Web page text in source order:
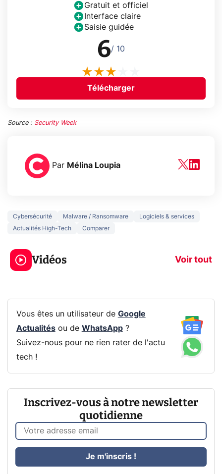
Gratuit et officiel
Interface claire
Saisie guidée
6/ 10
Télécharger
Source : Security Week
Par Mélina Loupia
Cybersécurité Malware / Ransomware
Logiciels & services
Actualités High-Tech
Comparer
Vidéos Voir tout
5 générations de
jeux dans la
prochaine Xbox !
navigation
Vous êtes un utilisateur de Google
Actualitésou de WhatsApp?
Suivez-nous pour ne rien rater de l'actu
tech !
Inscrivez-vous à notre newsletter
quotidienne
Je m'inscris !